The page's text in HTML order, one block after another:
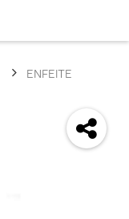
ENFEITE